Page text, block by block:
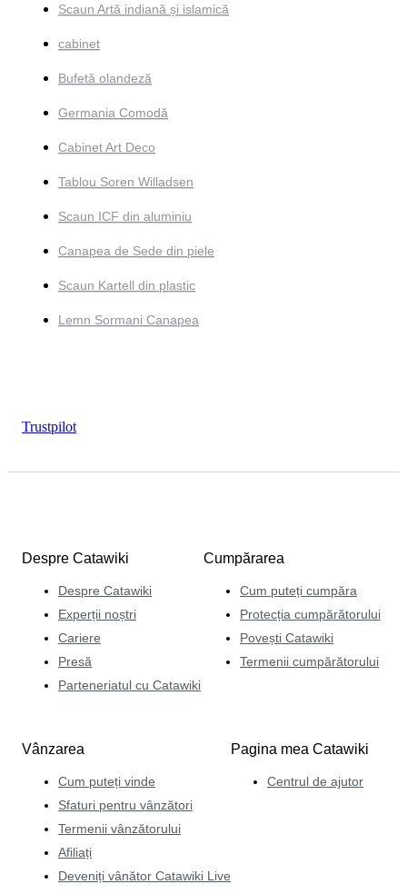
Scaun Artă indiană și islamică
cabinet
Bufetă olandeză
Germania Comodă
Cabinet Art Deco
Tablou Soren Willadsen
Scaun ICF din aluminiu
Canapea de Sede din piele
Scaun Kartell din plastic
Lemn Sormani Canapea
Trustpilot
Despre Catawiki
Despre Catawiki
Experții noștri
Cariere
Presă
Parteneriatul cu Catawiki
Cumpărarea
Cum puteți cumpăra
Protecția cumpărătorului
Povești Catawiki
Termenii cumpărătorului
Vânzarea
Cum puteți vinde
Sfaturi pentru vânzători
Termenii vânzătorului
Afiliați
Deveniți vânător Catawiki Live
Pagina mea Catawiki
Centrul de ajutor